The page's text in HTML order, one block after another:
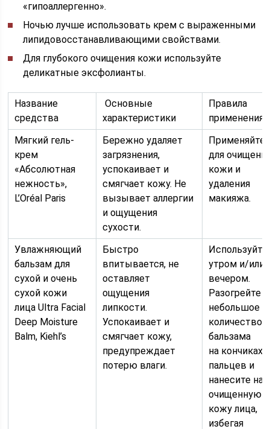
«гипоаллергенно».
Ночью лучше использовать крем с выраженными
липидовосстанавливающими свойствами.
Для глубокого очищения кожи используйте
деликатные эксфолианты.
Название
средства
Основные
характеристики
Правила
применения
Мягкий гель-
крем
«Абсолютная
нежность»,
L’Oréal Paris
Бережно удаляет
загрязнения,
успокаивает и
смягчает кожу. Не
вызывает аллергии
и ощущения
сухости.
Применяйте
для
кожи и
удаления
макияжа.
Увлажняющий
бальзам для
сухой и очень
сухой кожи
лица Ultra Facial
Deep Moisture
Balm, Kiehl’s
Быстро
впитывается, не
оставляет
ощущения
липкости.
Успокаивает и
смягчает кожу,
предупреждает
потерю влаги.
Используйте
утром и/или
вечером.
Разогрейте
небольшое
количество
бальзама
на кончиках
пальцев и
нанесите на
очищенную
кожу лица,
избегая